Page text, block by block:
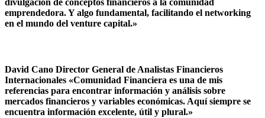
emprendedora. Y algo fundamental, facilitando el networking
en el mundo del venture capital.»
David Cano Director General de Analistas Financieros
Internacionales «Comunidad Financiera es una de mis
referencias para encontrar información y análisis sobre
mercados financieros y variables económicas. Aquí siempre se
encuentra información excelente, útil y plural.»